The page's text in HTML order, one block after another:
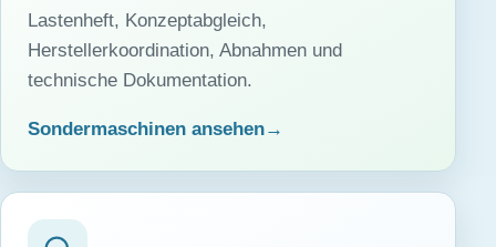
Lastenheft, Konzeptabgleich,
Herstellerkoordination, Abnahmen und
technische Dokumentation.
Sondermaschinen ansehen